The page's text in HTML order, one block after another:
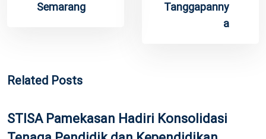
Semarang
Tanggapanny
a
Related Posts
STISA Pamekasan Hadiri Konsolidasi